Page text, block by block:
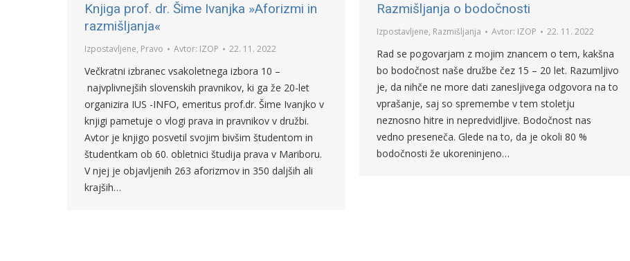
Knjiga prof. dr. Šime Ivanjka »Aforizmi in
razmišljanja«
Izpostavljene, Pravo Avtor: IZOP 22. 11. 2022
Večkratni izbranec vsakoletnega izbora 10 –
najvplivnejših slovenskih pravnikov, ki ga že 20-let
organizira IUS -INFO, emeritus prof.dr. Šime Ivanjko v
knjigi pametuje o vlogi prava in pravnikov v družbi.
Avtor je knjigo posvetil svojim bivšim študentom in
študentkam ob 60. obletnici študija prava v Mariboru.
V njej je objavljenih 263 aforizmov in 350 daljših ali
krajših…
Razmišljanja o bodočnosti
Izpostavljene, Razmišljanja Avtor: IZOP 22. 11. 2022
Rad se pogovarjam z mojim znancem o tem, kakšna
bo bodočnost naše družbe čez 15 – 20 let. Razumljivo
je, da nihče ne more dati zanesljivega odgovora na to
vprašanje, saj so spremembe v tem stoletju
neznosno hitre in nepredvidljive. Bodočnost nas
vedno preseneča. Glede na to, da je okoli 80 %
bodočnosti že ukoreninjeno…